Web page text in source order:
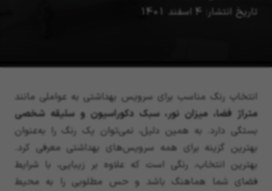
تاریخ انتشار: 4 اسفند 1401
انتخاب رنگ مناسب برای سرویس بهداشتی به عواملی مانند
متراژ فضا، میزان نور، سبک دکوراسیون و سلیقه شخصی
بستگی دارد. به همین دلیل، نمی‌توان یک رنگ را به‌عنوان
بهترین گزینه برای همه سرویس‌های بهداشتی معرفی کرد.
بهترین انتخاب، رنگی است که علاوه بر زیبایی، با شرایط
فضای شما هماهنگ باشد و حس مطلوبی را به محیط